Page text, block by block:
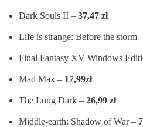
Dark Souls II – 37,47 zł
Life is strange: Before the storm
Final Fantasy XV Windows
Mad Max – 17,99zł
The Long Dark – 26,99 zł
Middle-earth: Shadow of War –